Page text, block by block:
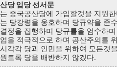
당 입당 선서문
중국공산당에 가입할것을 지원
당강령을 옹호하며 당규약을 준
정을 집행하며 당규률을 엄수하
을 적극적으로 하며 공산주의를
각각 당과 인민을 위하여 모든것
토록 당을 배반하지 않겠다.